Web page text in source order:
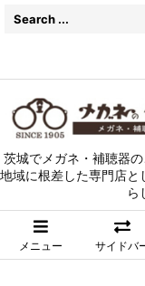
茨城でメガネ・補聴器
地域に根差した専門店と
ら
メニュー サイドバ